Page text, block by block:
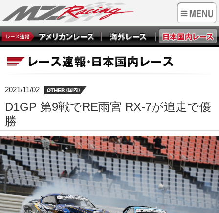
2021/11/02
D1GP 第9戦でRE雨宮 RX-7が追走で優
勝